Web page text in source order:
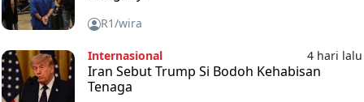
R1/wira
Internasional 4 hari lalu
Iran Sebut Trump Si Bodoh Kehabisan
Tenaga